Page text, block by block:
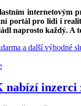
internetovým
pro lidi i
naprosto každý. A
inzerci